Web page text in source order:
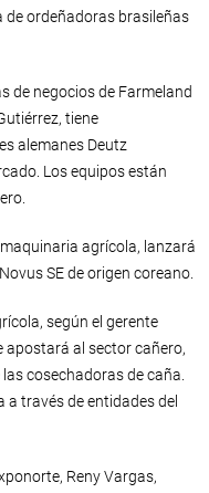
de ordeñadoras brasileñas
de negocios de Farmeland
tiene
alemanes Deutz
Los equipos están
agrícola, lanzará
SE de origen coreano.
según el gerente
apostará al sector cañero,
cosechadoras de caña.
través de entidades del
Reny Vargas,